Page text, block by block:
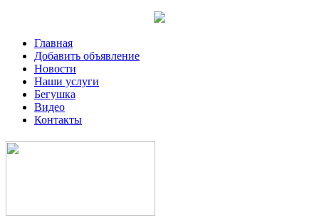
Главная
Добавить объявление
Новости
Наши услуги
Бегушка
Видео
Контакты